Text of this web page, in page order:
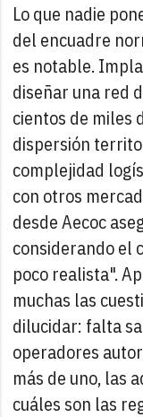
Lo que nadie
del encuadre
es notable.
diseñar una red
cientos de miles
dispersión
complejidad
con otros
desde Aecoc
considerando el
poco realista".
muchas las
dilucidar: falta
operadores
más de uno, las
cuáles son las